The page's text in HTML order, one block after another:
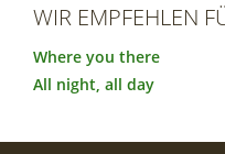
WIR EMPFEHLEN
Where you there
All night, all day